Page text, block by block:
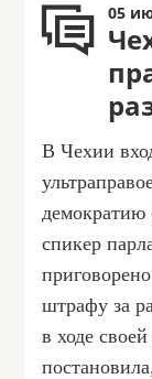
05
В Чехии
демократию
спикер
штрафу за
в ходе